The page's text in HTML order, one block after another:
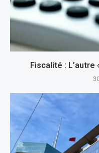
Fiscalité :